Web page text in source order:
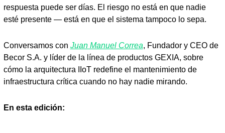
respuesta puede ser días. El riesgo no está en que nadie
esté presente — está en que el sistema tampoco lo sepa.
Conversamos con Juan Manuel Correa, Fundador y CEO de
Becor S.A. y líder de la línea de productos GEXIA, sobre
cómo la arquitectura IIoT redefine el mantenimiento de
infraestructura crítica cuando no hay nadie mirando.
En esta edición: